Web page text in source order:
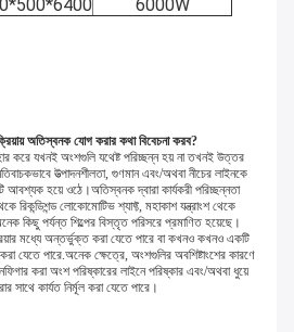
6000W
অতিস্বনক যোগ করার কথা বিবেচনা করব?
করে যখনই অংশগুলি যথেষ্ট পরিচ্ছন্ন হয় না তখনই উত্তর
উত্পাদনশীলতা, গুণমান এবং/অথবা নীচের লাইনকে
আবশ্যক হয়ে ওঠে।অতিস্বনক দ্বারা কার্যকরী পরিচ্ছন্নতা
রিকন্ডিশন্ড লোকোমোটিভ শ্যাফ্ট, মহাকাশ যন্ত্রাংশ থেকে
কিছু পর্যন্ত শিল্পের বিস্তৃত পরিসরে প্রমাণিত হয়েছে।
মধ্যে অন্তর্ভুক্ত করা যেতে পারে বা কখনও কখনও একটি
যেতে পারে.অনেক ক্ষেত্রে, অংশগুলির অবশিষ্টাংশের কারণে
করা অংশ পরিষ্কারের লাইনে পরিষ্কার এবং/অথবা ধুয়ে
কার্যত নির্মূল করা যেতে পারে।